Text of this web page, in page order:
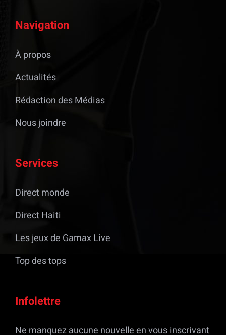
Navigation
À propos
Actualités
Rédaction des Médias
Nous joindre
Services
Direct monde
Direct Haiti
Les jeux de Gamax Live
Top des tops
Infolettre
Ne manquez aucune nouvelle en vous inscrivant